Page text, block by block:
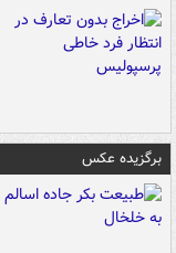
برگزیده عکس